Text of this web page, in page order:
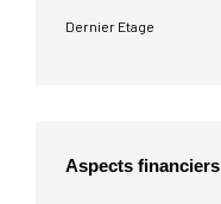
Dernier Etage
Aspects financiers